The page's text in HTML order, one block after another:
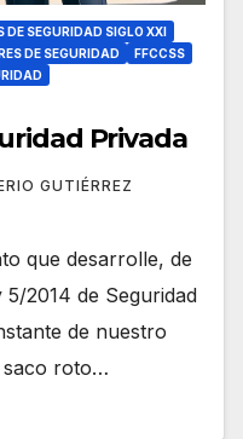
SEGURIDAD SIGLO XXI
DE SEGURIDAD
FFCCSS
Privada
GUTIÉRREZ
que desarrolle, de
2014 de Seguridad
de nuestro
saco roto…